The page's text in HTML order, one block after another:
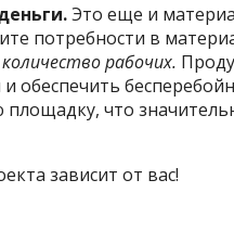
Это еще и
потребности в
рабочих.
обеспечить
площадку, что
зависит от вас!